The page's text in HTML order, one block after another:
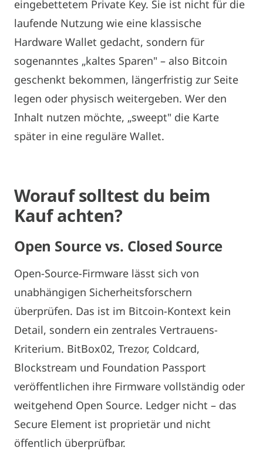
eingebettetem Private Key. Sie ist nicht für die
laufende Nutzung wie eine klassische
Hardware Wallet gedacht, sondern für
sogenanntes „kaltes Sparen" – also Bitcoin
geschenkt bekommen, längerfristig zur Seite
legen oder physisch weitergeben. Wer den
Inhalt nutzen möchte, „sweept" die Karte
später in eine reguläre Wallet.
Woraufsolltest du beim
Kauf achten?
Open Source vs. Closed Source
Open-Source-Firmware lässt sich von
unabhängigen Sicherheitsforschern
überprüfen. Das ist im Bitcoin-Kontext kein
Detail, sondern ein zentrales Vertrauens-
Kriterium. BitBox02, Trezor, Coldcard,
Blockstream und Foundation Passport
veröffentlichen ihre Firmware vollständig oder
weitgehend Open Source. Ledger nicht – das
Secure Element ist proprietär und nicht
öffentlich überprüfbar.